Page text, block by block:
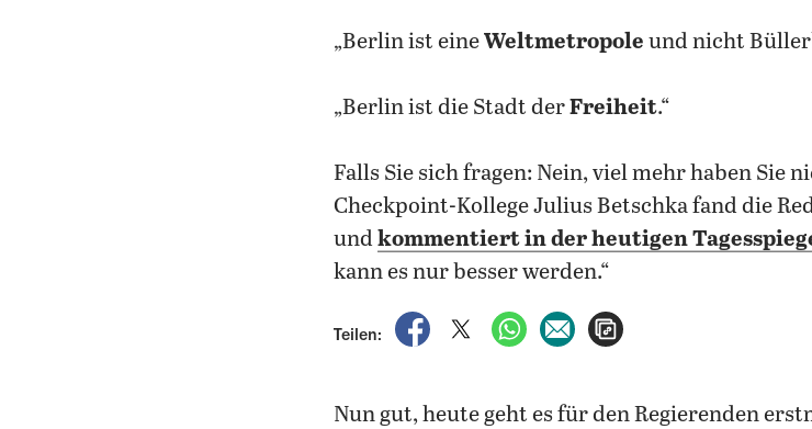
„Berlin ist eineWeltmetropole und nicht
„Berlin ist die Stadt derFreiheit.“
Falls Sie sich fragen: Nein, viel mehr haben Sie
Checkpoint-Kollege Julius Betschka fand die
undkommentiert in der heutigen
kann es nur besser werden.“
Teilen:
auf Facebook teilen
auf X teilenper WhatsApp teilen
per E-Mail teilen
Nun gut, heute geht es für den Regierenden